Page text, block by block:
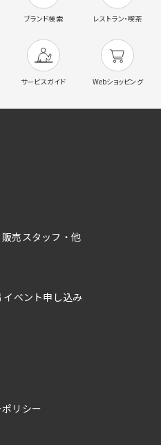
ブランド検索 レストラン・喫茶
サービスガイド Webショッピング
売スタッフ・他
イベント申し込み
リシー